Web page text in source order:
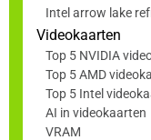
Intel arrow lake
Videokaarten
Top 5 NVIDIA
Top 5 AMD
Top 5 Intel
AI in videokaarten
VRAM